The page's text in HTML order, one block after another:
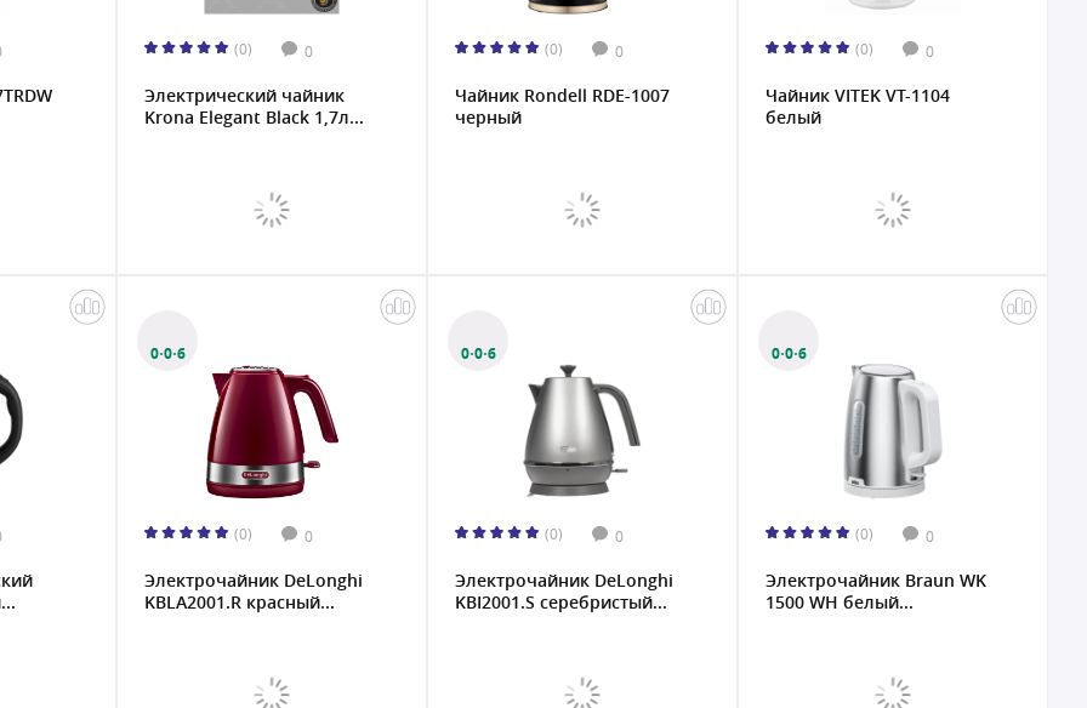
(0) 0
Электрический чайник
Krona Elegant Black 1,7л...
(0) 0
Чайник Rondell RDE-1007
черный
(0) 0
Чайник VITEK VT-1104
белый
0·0·6
(0) 0
Электрочайник DeLonghi
KBLA2001.R красный...
0·0·6
(0) 0
Электрочайник DeLonghi
KBI2001.S серебристый...
0·0·6
(0) 0
Электрочайник Braun WK
1500 WH белый...